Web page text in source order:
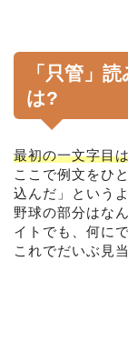
「只管」
は?
最初の一文字目
ここで例文をひ
込んだ」という
野球の部分はな
イトでも、何に
これでだいぶ見